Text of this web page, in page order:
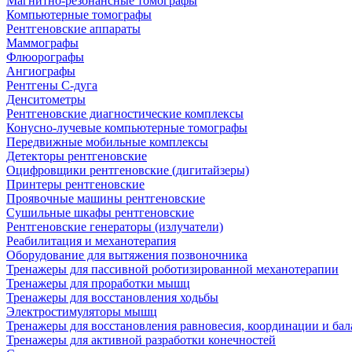
Компьютерные томографы
Рентгеновские аппараты
Маммографы
Флюорографы
Ангиографы
Рентгены С-дуга
Денситометры
Рентгеновские диагностические комплексы
Конусно-лучевые компьютерные томографы
Передвижные мобильные комплексы
Детекторы рентгеновские
Оцифровщики рентгеновские (дигитайзеры)
Принтеры рентгеновские
Проявочные машины рентгеновские
Сушильные шкафы рентгеновские
Рентгеновские генераторы (излучатели)
Реабилитация и механотерапия
Оборудование для вытяжения позвоночника
Тренажеры для пассивной роботизированной механотерапии
Тренажеры для проработки мышц
Тренажеры для восстановления ходьбы
Электростимуляторы мышц
Тренажеры для восстановления равновесия, координации и
Тренажеры для активной разработки конечностей